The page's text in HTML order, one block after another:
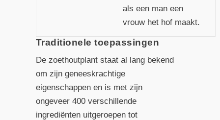
als een man een
vrouw het hof maakt.
Traditionele toepassingen
De zoethoutplant staat al lang bekend
om zijn geneeskrachtige
eigenschappen en is met zijn
ongeveer 400 verschillende
ingrediënten uitgeroepen tot